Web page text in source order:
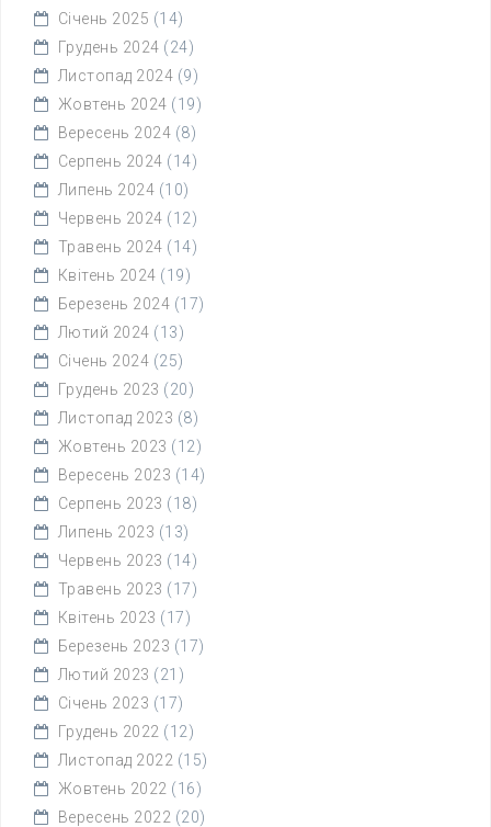
Січень 2025 (14)
Грудень 2024 (24)
Листопад 2024 (9)
Жовтень 2024 (19)
Вересень 2024 (8)
Серпень 2024 (14)
Липень 2024 (10)
Червень 2024 (12)
Травень 2024 (14)
Квітень 2024 (19)
Березень 2024 (17)
Лютий 2024 (13)
Січень 2024 (25)
Грудень 2023 (20)
Листопад 2023 (8)
Жовтень 2023 (12)
Вересень 2023 (14)
Серпень 2023 (18)
Липень 2023 (13)
Червень 2023 (14)
Травень 2023 (17)
Квітень 2023 (17)
Березень 2023 (17)
Лютий 2023 (21)
Січень 2023 (17)
Грудень 2022 (12)
Листопад 2022 (15)
Жовтень 2022 (16)
Вересень 2022 (20)